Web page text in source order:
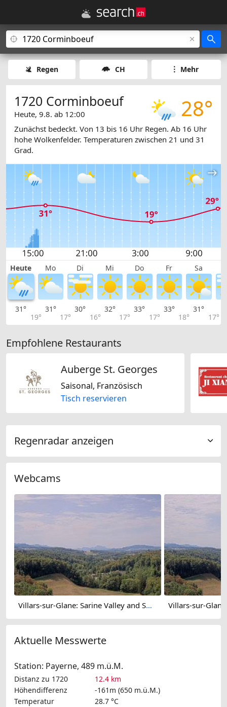
Regen CH Mehr
28°
1720 Corminboeuf
Heute, 9.8. ab 12:00
Zunächst bedeckt. Von 13 bis 16 Uhr Regen. Ab 16 Uhr
hohe Wolkenfelder. Temperaturen zwischen 21 und 31
Grad.
Heute Mo Di Mi Do Fr Sa
31°
19°
31°
17°
30°
16°
32°
17°
33°
17°
33°
18°
31°
17°
Empfohlene Restaurants
Auberge St. Georges
Saisonal, Französisch
Tisch reservieren
Regenradar anzeigen
Webcams
Villars-sur-Glane: Sarine Valley and Swiss Pre-Alps
Aktuelle Messwerte
Station: Payerne, 489 m.ü.M.
Distanz zu 1720
12.4 km
Höhendifferenz
-161m (650 m.ü.M.)
Temperatur
28.7 °C